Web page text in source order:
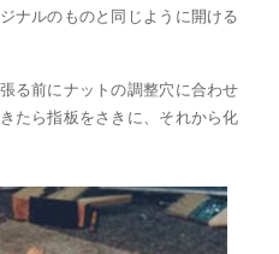
ナルのものと同じように開ける
る前にナットの調整穴に合わせ
たら指板をさきに、それから化